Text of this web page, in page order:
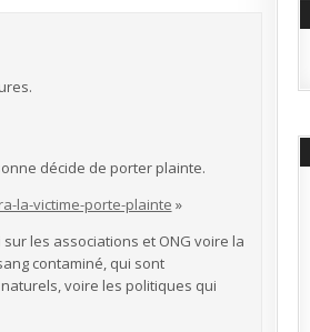
décide de porter plainte.
la-victime-porte-plainte »
les associations et ONG voire la
contaminé, qui sont
voire les politiques qui